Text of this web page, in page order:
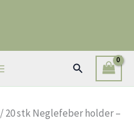
Søg
/ 20 stk Neglefeber holder –